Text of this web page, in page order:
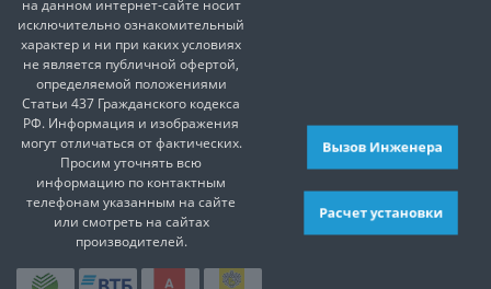
на данном интернет-сайте носит
исключительно ознакомительный
характер и ни при каких условиях
не является публичной офертой,
определяемой положениями
Статьи 437 Гражданского кодекса
РФ. Информация и изображения
могут отличаться от фактических.
Просим уточнять всю
информацию по контактным
телефонам указанным на сайте
или смотреть на сайтах
производителей.
Расчет установки
Вызов Инженера